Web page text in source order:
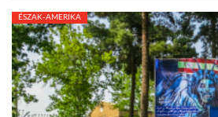
ÉSZAK-AMERIKA